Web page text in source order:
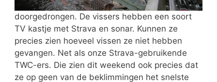
doorgedrongen. De vissers hebben een soort
TV kastje met Strava en sonar. Kunnen ze
precies zien hoeveel vissen ze niet hebben
gevangen. Net als onze Strava-gebruikende
TWC-ers. Die zien dit weekend ook precies dat
ze op geen van de beklimmingen het snelste